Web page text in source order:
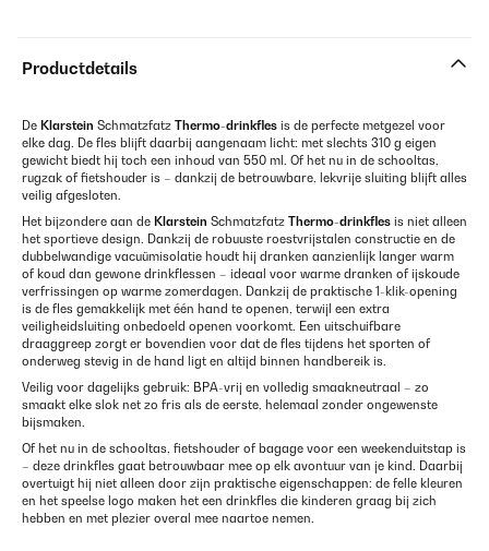
Productdetails
De Klarstein Schmatzfatz Thermo-drinkfles is de perfecte metgezel voor
elke dag. De fles blijft daarbij aangenaam licht: met slechts 310 g eigen
gewicht biedt hij toch een inhoud van 550 ml. Of het nu in de schooltas,
rugzak of fietshouder is – dankzij de betrouwbare, lekvrije sluiting blijft alles
veilig afgesloten.
Het bijzondere aan de Klarstein Schmatzfatz Thermo-drinkfles is niet alleen
het sportieve design. Dankzij de robuuste roestvrijstalen constructie en de
dubbelwandige vacuümisolatie houdt hij dranken aanzienlijk langer warm
of koud dan gewone drinkflessen – ideaal voor warme dranken of ijskoude
verfrissingen op warme zomerdagen. Dankzij de praktische 1-klik-opening
is de fles gemakkelijk met één hand te openen, terwijl een extra
veiligheidsluiting onbedoeld openen voorkomt. Een uitschuifbare
draaggreep zorgt er bovendien voor dat de fles tijdens het sporten of
onderweg stevig in de hand ligt en altijd binnen handbereik is.
Veilig voor dagelijks gebruik: BPA-vrij en volledig smaakneutraal – zo
smaakt elke slok net zo fris als de eerste, helemaal zonder ongewenste
bijsmaken.
Of het nu in de schooltas, fietshouder of bagage voor een weekenduitstap is
– deze drinkfles gaat betrouwbaar mee op elk avontuur van je kind. Daarbij
overtuigt hij niet alleen door zijn praktische eigenschappen: de felle kleuren
en het speelse logo maken het een drinkfles die kinderen graag bij zich
hebben en met plezier overal mee naartoe nemen.